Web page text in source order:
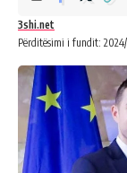
Përditësimi i fundit:
3shi.net